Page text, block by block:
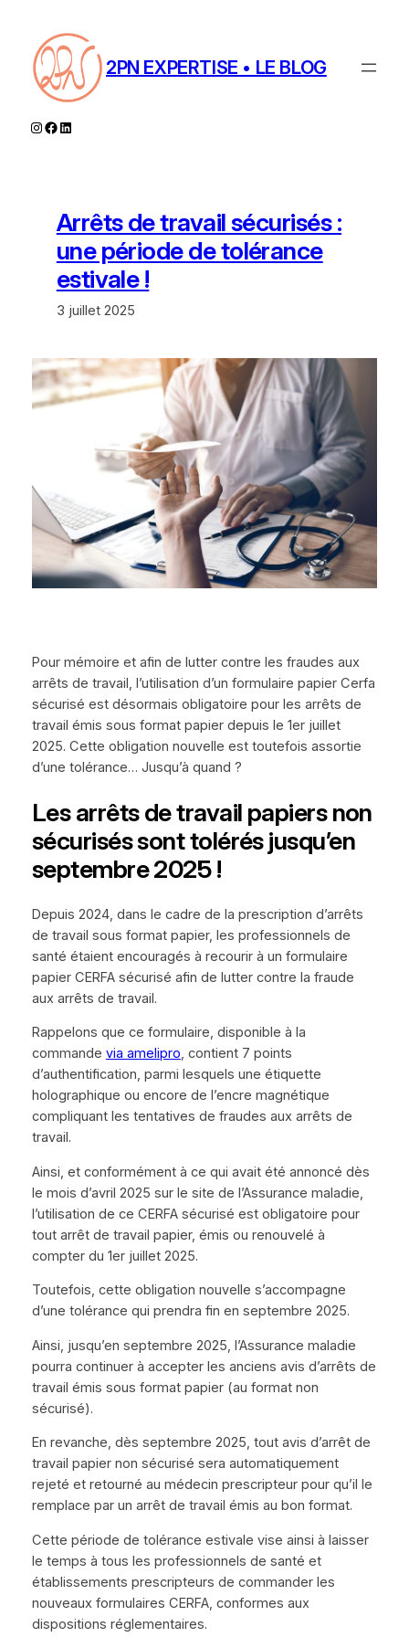
contenu
2PN EXPERTISE • LE BLOG
Instagram
Facebook
LinkedIn
Arrêts de travail sécurisés :
une période de tolérance
estivale !
3 juillet 2025
Pour mémoire et afin de lutter contre les fraudes aux
arrêts de travail, l’utilisation d’un formulaire papier Cerfa
sécurisé est désormais obligatoire pour les arrêts de
travail émis sous format papier depuis le 1er juillet
2025. Cette obligation nouvelle est toutefois assortie
d’une tolérance… Jusqu’à quand ?
Les arrêts de travail papiers non
sécurisés sont tolérés jusqu’en
septembre 2025 !
Depuis 2024, dans le cadre de la prescription d’arrêts
de travail sous format papier, les professionnels de
santé étaient encouragés à recourir à un formulaire
papier CERFA sécurisé afin de lutter contre la fraude
aux arrêts de travail.
Rappelons que ce formulaire, disponible à la
commande via amelipro, contient 7 points
d’authentification, parmi lesquels une étiquette
holographique ou encore de l’encre magnétique
compliquant les tentatives de fraudes aux arrêts de
travail.
Ainsi, et conformément à ce qui avait été annoncé dès
le mois d’avril 2025 sur le site de l’Assurance maladie,
l’utilisation de ce CERFA sécurisé est obligatoire pour
tout arrêt de travail papier, émis ou renouvelé à
compter du 1er juillet 2025.
Toutefois, cette obligation nouvelle s’accompagne
d’une tolérance qui prendra fin en septembre 2025.
Ainsi, jusqu’en septembre 2025, l’Assurance maladie
pourra continuer à accepter les anciens avis d’arrêts de
travail émis sous format papier (au format non
sécurisé).
En revanche, dès septembre 2025, tout avis d’arrêt de
travail papier non sécurisé sera automatiquement
rejeté et retourné au médecin prescripteur pour qu’il le
remplace par un arrêt de travail émis au bon format.
Cette période de tolérance estivale vise ainsi à laisser
le temps à tous les professionnels de santé et
établissements prescripteurs de commander les
nouveaux formulaires CERFA, conformes aux
dispositions réglementaires.